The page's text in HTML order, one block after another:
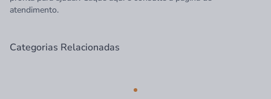
atendimento.
Categorias Relacionadas